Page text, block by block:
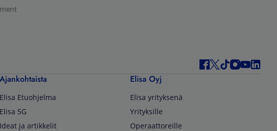
Ajankohtaista
Elisa Etuohjelma
Elisa 5G
Ideat ja artikkelit
Elisa Oyj
Elisa yrityksenä
Yrityksille
Operaattoreille